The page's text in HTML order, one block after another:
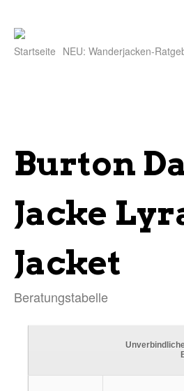
Startseite NEU: Wanderjacken-
Burton
Jacke
Jacket
Beratungstabelle